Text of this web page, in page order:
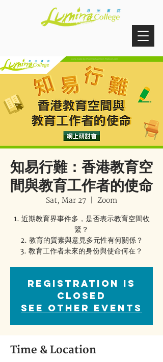
知易行難：香港教育空
間與教育工作者的使命
Sat, Mar 27 Zoom
1. 近期教育界事件多，是否表示教育空間收
緊？
2. 教育的質素與意見多元性有何關係？
3. 教育工作者未來的身份與使命何在？
Registration is
Closed
See other events
Time & Location